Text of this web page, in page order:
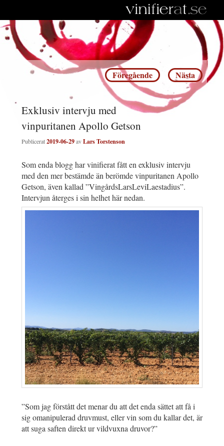
Inläggsnavigering
Föregående Nästa
Exklusiv intervju med
vinpuritanen Apollo Getson
Publicerat2019-06-29avLars Torstenson
Som enda blogg har vinifierat fått en exklusiv intervju
med den mer bestämde än berömde vinpuritanen Apollo
Getson, även kallad ”VingårdsLarsLeviLaestadius”.
Intervjun återges i sin helhet här nedan.
”Som jag förstått det menar du att det enda sättet att få i
sig omanipulerad druvmust, eller vin som du kallar det, är
att suga saften direkt ur vildvuxna druvor?”